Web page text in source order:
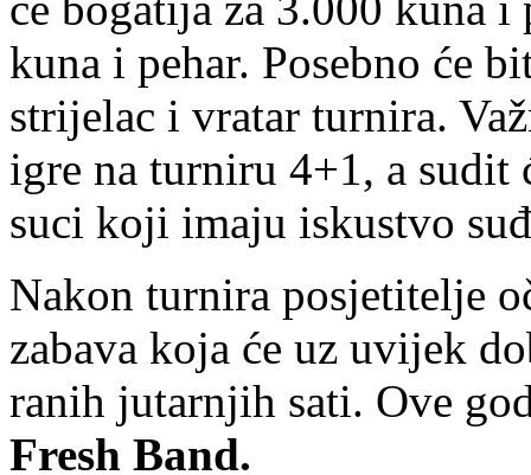
kuna i pehar. Posebno će
strijelac i vratar turnira.
igre na turniru 4+1, a
suci koji imaju iskustvo
Nakon turnira posjetitelje
zabava koja će uz uvijek
ranih jutarnjih sati. Ove
Fresh Band.